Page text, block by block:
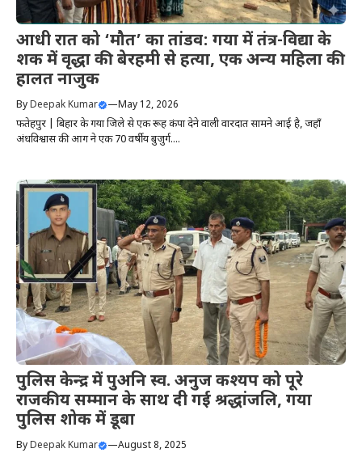
आधी रात को ‘मौत’ का तांडव: गया में तंत्र-विद्या के
शक में वृद्धा की बेरहमी से हत्या, एक अन्य महिला की
हालत नाजुक
ByDeepak Kumar —May 12, 2026
फतेहपुर | बिहार के गया जिले से एक रूह कंपा देने वाली वारदात सामने आई है, जहाँ
अंधविश्वास की आग ने एक 70 वर्षीय बुजुर्ग....
पुलिस केन्द्र में पुअनि स्व. अनुज कश्यप को पूरे
राजकीय सम्मान के साथ दी गई श्रद्धांजलि, गया
पुलिस शोक में डूबा
ByDeepak Kumar —August 8, 2025